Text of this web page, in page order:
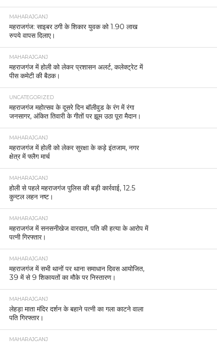
MAHARAJGANJ
महराजगंज: साइबर ठगी के शिकार युवक को 1.90 लाख
रुपये वापस दिलाए।
MAHARAJGANJ
महराजगंज में होली को लेकर प्रशासन अलर्ट, कलेक्ट्रेट में
पीस कमेटी की बैठक।
UNCATEGORIZED
महराजगंज महोत्सव के दूसरे दिन बॉलीवुड के रंग में रंगा
जनसागर, अंकित तिवारी के गीतों पर झूम उठा पूरा मैदान।
MAHARAJGANJ
महराजगंज में होली को लेकर सुरक्षा के कड़े इंतजाम, नगर
क्षेत्र में फ्लैग मार्च
MAHARAJGANJ
होली से पहले महराजगंज पुलिस की बड़ी कार्रवाई, 12.5
कुन्टल लहन नष्ट।
MAHARAJGANJ
महराजगंज में सनसनीखेज वारदात, पति की हत्या के आरोप में
पत्नी गिरफ्तार।
MAHARAJGANJ
महराजगंज में सभी थानों पर थाना समाधान दिवस आयोजित,
39 में से 9 शिकायतों का मौके पर निस्तारण।
MAHARAJGANJ
लेहड़ा माता मंदिर दर्शन के बहाने पत्नी का गला काटने वाला
पति गिरफ्तार।
MAHARAJGANJ